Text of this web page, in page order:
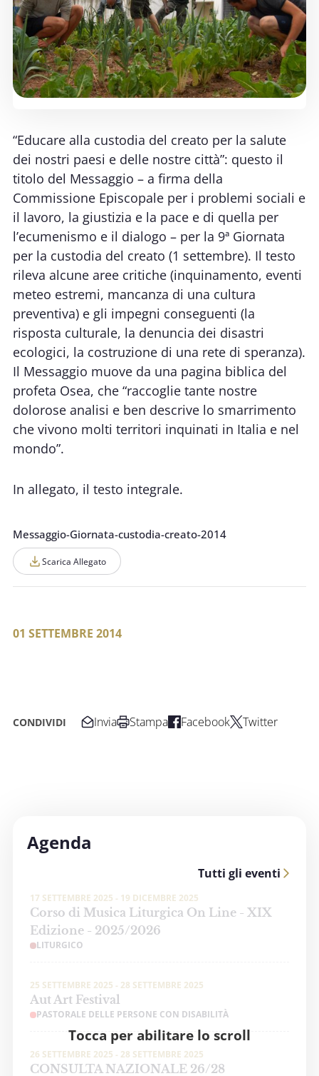
“Educare alla custodia del creato per la salute
dei nostri paesi e delle nostre città”: questo il
titolo del Messaggio – a firma della
Commissione Episcopale per i problemi sociali e
il lavoro, la giustizia e la pace e di quella per
l’ecumenismo e il dialogo – per la 9ª Giornata
per la custodia del creato (1 settembre). Il testo
rileva alcune aree critiche (inquinamento, eventi
meteo estremi, mancanza di una cultura
preventiva) e gli impegni conseguenti (la
risposta culturale, la denuncia dei disastri
ecologici, la costruzione di una rete di speranza).
Il Messaggio muove da una pagina biblica del
profeta Osea, che “raccoglie tante nostre
dolorose analisi e ben descrive lo smarrimento
che vivono molti territori inquinati in Italia e nel
mondo”.
In allegato, il testo integrale.
Messaggio-Giornata-custodia-creato-2014
Scarica Allegato
01 SETTEMBRE 2014
CONDIVIDI Invia Stampa Facebook Twitter
Agenda
Tutti gli eventi
Tocca per abilitare lo scroll
17 SETTEMBRE 2025 - 19 DICEMBRE 2025
Corso di Musica Liturgica On Line - XIX
Edizione - 2025/2026
LITURGICO
25 SETTEMBRE 2025 - 28 SETTEMBRE 2025
Aut Art Festival
PASTORALE DELLE PERSONE CON DISABILITÀ
26 SETTEMBRE 2025 - 28 SETTEMBRE 2025
CONSULTA NAZIONALE 26/28